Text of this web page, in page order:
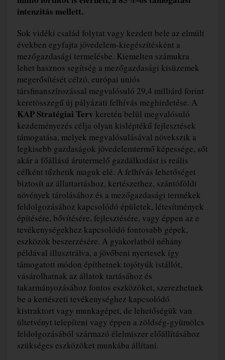
intenzitás mellett.
Sok vidéki család folytat vagy kezdett bele az elmúlt
években egyfajta jövedelem-kiegészítésként a
mezőgazdasági termelésbe. Kiemelten számukra
lehet hasznos segítség a mezőgazdasági kisüzemek
megerősítését célzó, európai uniós
társfinanszírozással megvalósuló 29,4 milliárd forint
keretösszegű új pályázati felhívás meghirdetése. A
KAP Stratégiai Terv keretén belül megvalósuló
kezdeményezés célja olyan kisléptékű fejlesztések
támogatása, melyek megvalósulásával növekszik a
legkisebb gazdaságok jövedelemtermő képessége, sőt
akár a főállású árutermelő gazdálkodást is reális
célként tűzhetik maguk elé. A felhívás lehetőséget
biztosít az állattartáshoz, kertészethez, szántóföldi
növények tárolásához és a mezőgazdasági termékek
feldolgozásához kapcsolódó épületek, létesítmények
építésére, bővítésére, fejlesztésére, vagy éppen az e
tevékenységekhez kapcsolódó fontosabb gépek,
eszközök beszerzésére. A gyakorlatból néhány
példával illusztrálva, a jövőbeni nyertesek így
támogatott módon építhetnek tojótyúk istállót,
vásárolhatnak az állatok tartásához és
takarmányozásához fontos eszközöket, szerezhetnek
be a kertészeti tevékenységhez kapcsolódó
kistraktort vagy munkagépet, de lehetőségük van
ültetvényt telepíteni vagy éppen a zöldség-gyümölcs
feldolgozásából származó élelmiszer előállításához
szükséges eszközöket munkába állítani.